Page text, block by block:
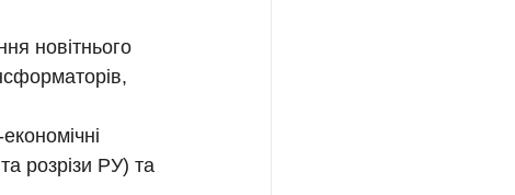
новітнього
розрізи РУ) та